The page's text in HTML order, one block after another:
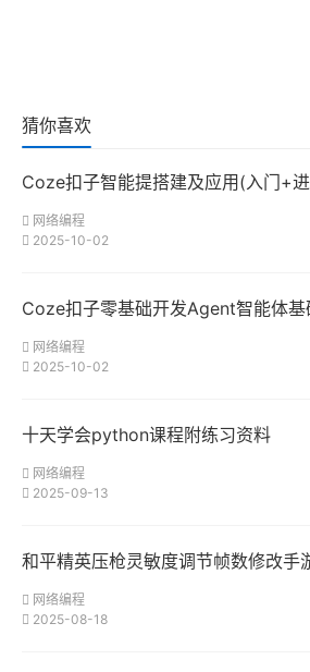
猜你喜欢
Coze扣子智能提搭建及应用(入门+
网络编程
2025-10-02
Coze扣子零基础开发Agent智能体基
网络编程
2025-10-02
十天学会python课程附练习资料
网络编程
2025-09-13
和平精英压枪灵敏度调节帧数修改手
网络编程
2025-08-18